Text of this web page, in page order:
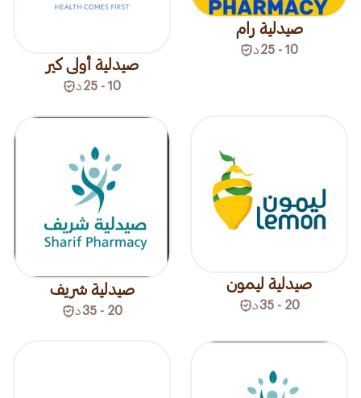
صيدلية رام
10 - 25 د
صيدلية أولى كير
10 - 25 د
صيدلية ليمون
20 - 35 د
صيدلية شريف
20 - 35 د